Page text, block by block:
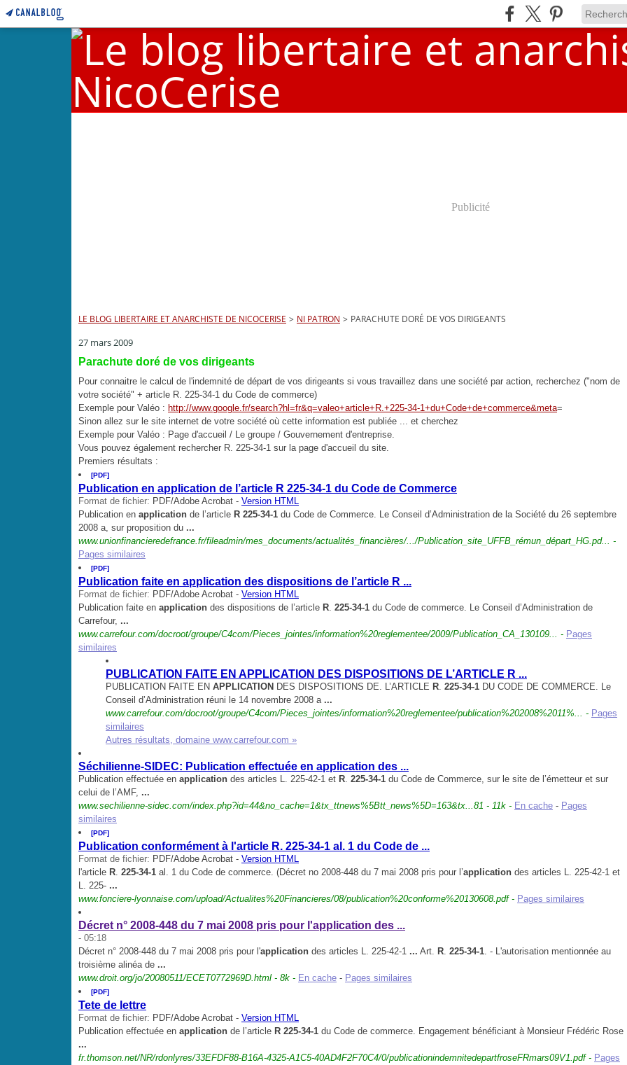
Publicité
LE BLOG LIBERTAIRE ET ANARCHISTE DE NICOCERISE > NI PATRON > PARACHUTE DORÉ DE VOS DIRIGEANTS
27 mars 2009
Parachute doré de vos dirigeants
Pour connaitre le calcul de l'indemnité de départ de vos dirigeants si vous travaillez dans une société par action, recherchez ("nom de
votre société" + article R. 225-34-1 du Code de commerce)
Exemple pour Valéo : http://www.google.fr/search?hl=fr&q=valeo+article+R.+225-34-1+du+Code+de+commerce&meta=
Sinon allez sur le site internet de votre société où cette information est publiée ... et cherchez
Exemple pour Valéo : Page d'accueil / Le groupe / Gouvernement d'entreprise.
Vous pouvez également rechercher R. 225-34-1 sur la page d'accueil du site.
Premiers résultats :
[PDF]
Publication en application de l’article R 225-34-1 du Code de Commerce
Format de fichier: PDF/Adobe Acrobat - Version HTML
Publication en application de l’article R 225-34-1 du Code de Commerce. Le Conseil d’Administration de la Société du 26 septembre
2008 a, sur proposition du ...
www.unionfinancieredefrance.fr/fileadmin/mes_documents/actualités_ financières/.../Publication_site_UFFB_rémun_départ_HG.pd... -
Pages similaires
[PDF]
Publication faite en application des dispositions de l’article R ...
Format de fichier: PDF/Adobe Acrobat - Version HTML
Publication faite en application des dispositions de l’article R. 225-34-1 du Code de commerce. Le Conseil d’Administration de
Carrefour, ...
www.carrefour.com/docroot/groupe/C4com/Pieces_jointes/information%20reglementee/2009/Publication_CA_130109... - Pages
similaires
PUBLICATION FAITE EN APPLICATION DES DISPOSITIONS DE L’ARTICLE R ...
PUBLICATION FAITE EN APPLICATION DES DISPOSITIONS DE. L’ARTICLE R. 225-34-1 DU CODE DE COMMERCE. Le
Conseil d’Administration réuni le 14 novembre 2008 a ...
www.carrefour.com/docroot/groupe/C4com/Pieces_jointes/information%20reglementee/publication%202008%2011%... - Pages
similaires
Autres résultats, domaine www.carrefour.com »
Séchilienne-SIDEC: Publication effectuée en application des ...
Publication effectuée en application des articles L. 225-42-1 et R. 225-34-1 du Code de Commerce, sur le site de l’émetteur et sur
celui de l’AMF, ...
www.sechilienne-sidec.com/index.php?id=44&no_cache=1&tx_ttnews%5Btt _news%5D=163&tx...81 - 11k - En cache - Pages
similaires
[PDF]
Publication conformément à l'article R. 225-34-1 al. 1 du Code de ...
Format de fichier: PDF/Adobe Acrobat - Version HTML
l'article R. 225-34-1 al. 1 du Code de commerce. (Décret no 2008-448 du 7 mai 2008 pris pour l’application des articles L. 225-42-1 et
L. 225- ...
www.fonciere-lyonnaise.com/upload/Actualites%20Financieres/08/publication%20conforme%20130608.pdf - Pages similaires
Décret n° 2008-448 du 7 mai 2008 pris pour l'application des ...
- 05:18
Décret n° 2008-448 du 7 mai 2008 pris pour l'application des articles L. 225-42-1 ... Art. R. 225-34-1. - L'autorisation mentionnée au
troisième alinéa de ...
www.droit.org/jo/20080511/ECET0772969D.html - 8k - En cache - Pages similaires
[PDF]
Tete de lettre
Format de fichier: PDF/Adobe Acrobat - Version HTML
Publication effectuée en application de l’article R 225-34-1 du Code de commerce. Engagement bénéficiant à Monsieur Frédéric Rose
...
fr.thomson.net/NR/rdonlyres/33EFDF88-B16A-4325-A1C5-40AD4F2F70C4/0/publicationindemnitedepartfroseFRmars09V1.pdf - Pages